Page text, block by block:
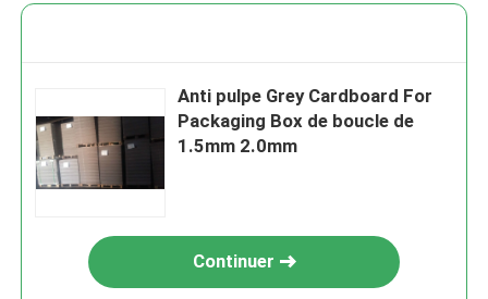
Anti pulpe Grey Cardboard For
Packaging Box de boucle de
1.5mm 2.0mm
Continuer